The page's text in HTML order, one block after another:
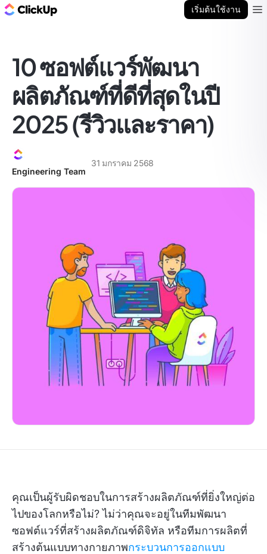
เริ่มต้นใช้งาน
10 ซอฟต์แวร์พัฒนา
ผลิตภัณฑ์ที่ดีที่สุดในปี
2025 (รีวิวและราคา)
Engineering Team
31 มกราคม 2568
คุณเป็นผู้รับผิดชอบในการสร้างผลิตภัณฑ์ที่ยิ่งใหญ่ต่อ
ไปของโลกหรือไม่? ไม่ว่าคุณจะอยู่ในทีมพัฒนา
ซอฟต์แวร์ที่สร้างผลิตภัณฑ์ดิจิทัล หรือทีมการผลิตที่
สร้างต้นแบบทางกายภาพกระบวนการออกแบบ